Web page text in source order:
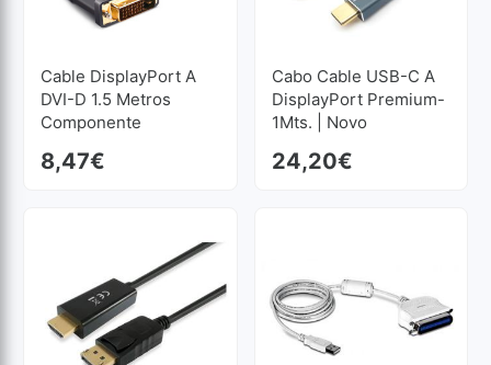
Cable DisplayPort A
DVI-D 1.5 Metros
Componente
8,47€
Cabo Cable USB-C A
DisplayPort Premium-
1Mts. | Novo
24,20€